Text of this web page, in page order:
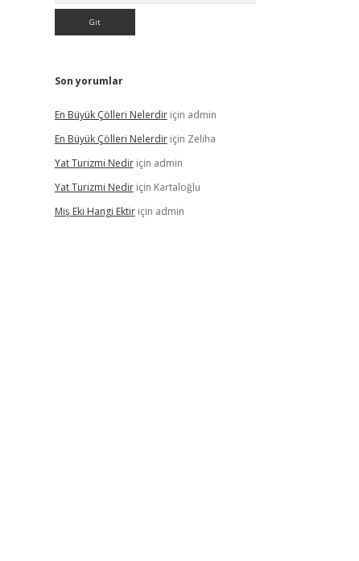
Son yorumlar
En Büyük Çölleri Nelerdiriçin admin
En Büyük Çölleri Nelerdiriçin Zeliha
Yat Turizmi Nediriçin admin
Yat Turizmi Nediriçin Kartaloğlu
Miş Eki Hangi Ektiriçin admin